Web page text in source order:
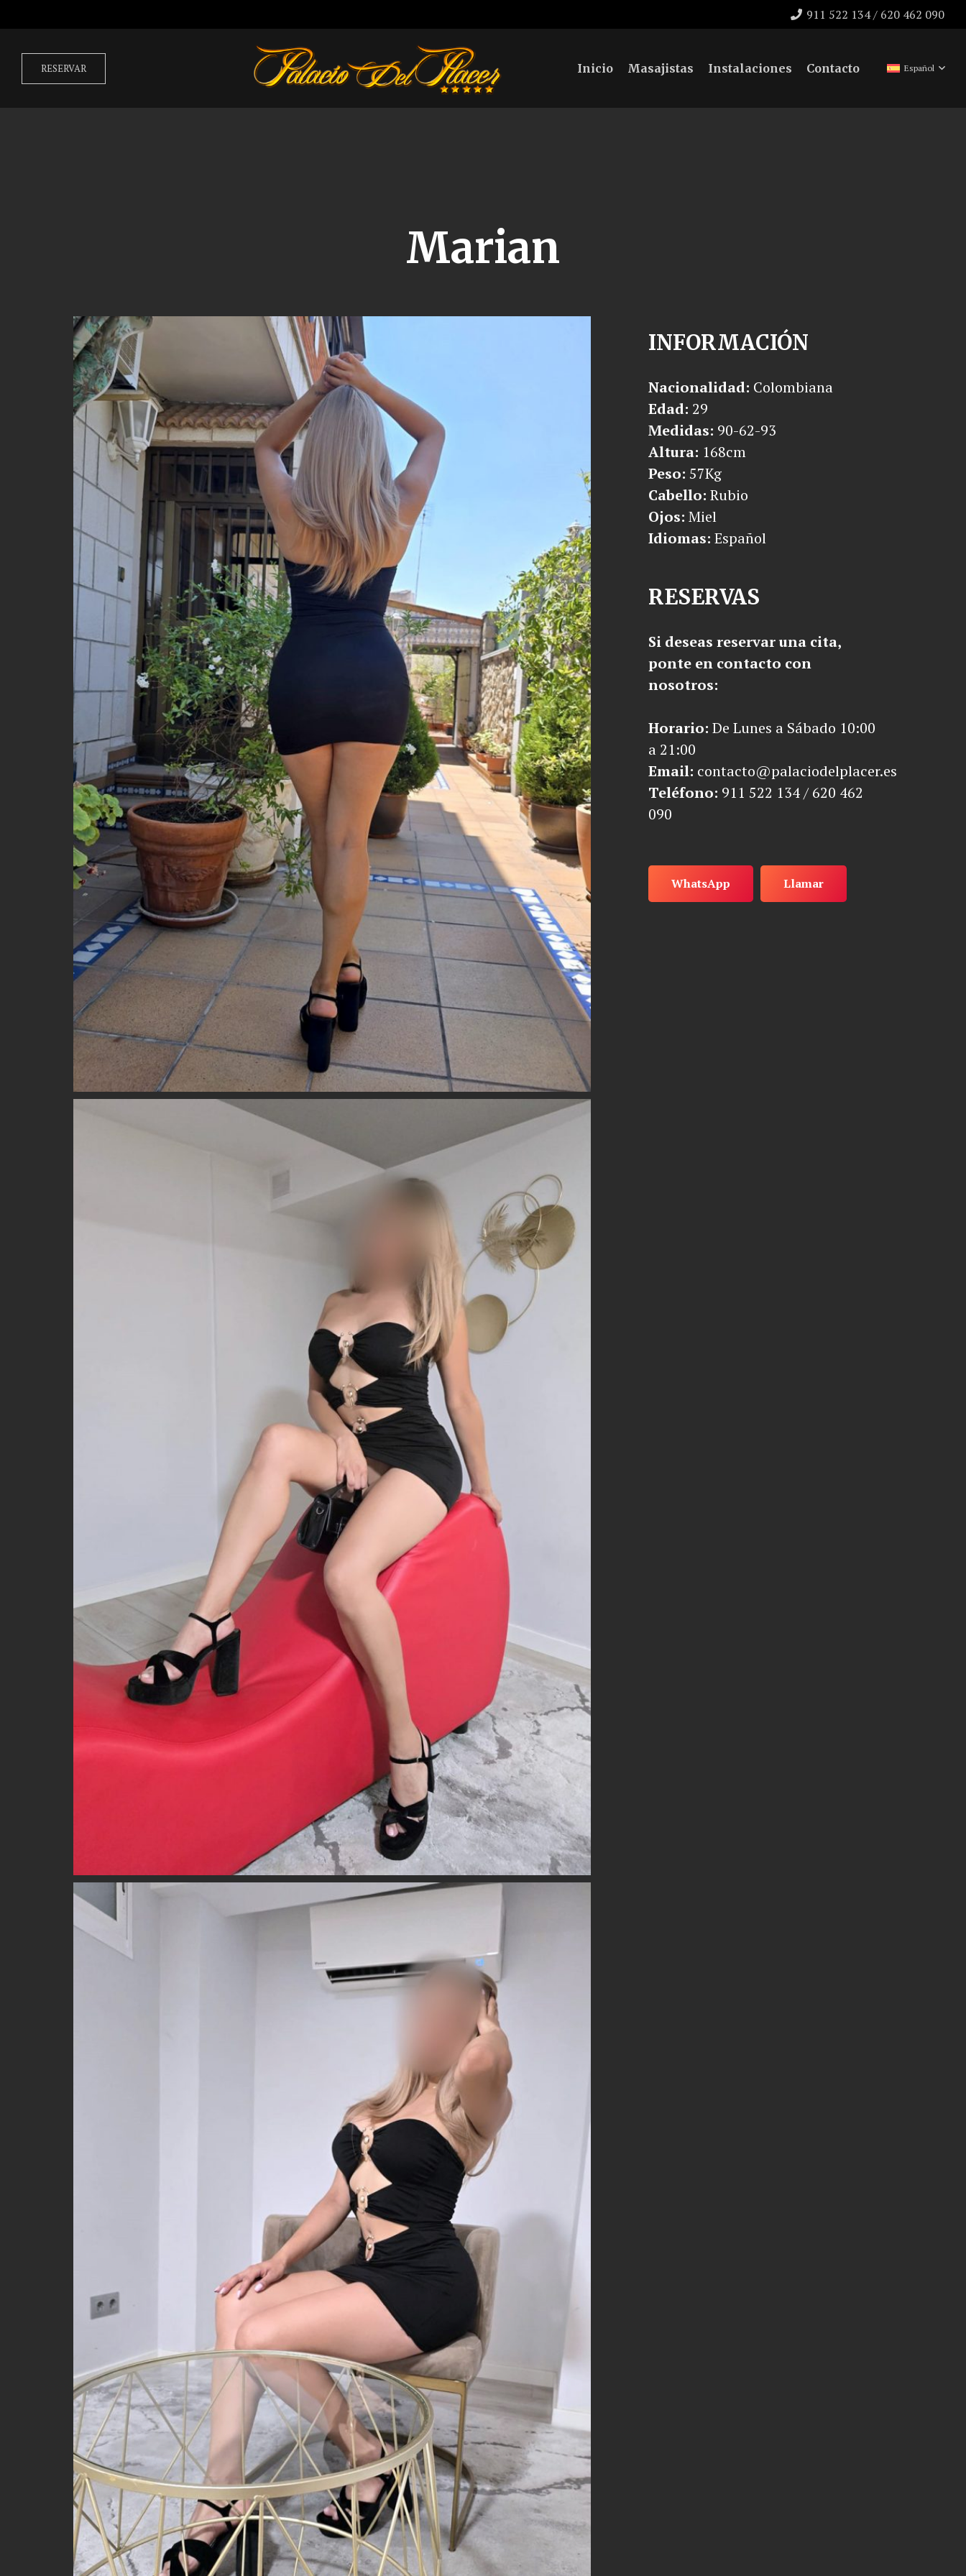
911 522 134 / 620 462 090
RESERVAR Inicio Masajistas Instalaciones Contacto Español
Marian
INFORMACIÓN
Nacionalidad: Colombiana
Edad: 29
Medidas: 90-62-93
Altura: 168cm
Peso: 57Kg
Cabello: Rubio
Ojos: Miel
Idiomas: Español
RESERVAS
Si deseas reservar una cita,
ponte en contacto con
nosotros:
Horario: De Lunes a Sábado 10:00
a 21:00
Email: contacto@palaciodelplacer.es
Teléfono: 911 522 134 /620 462
090
WhatsApp Llamar